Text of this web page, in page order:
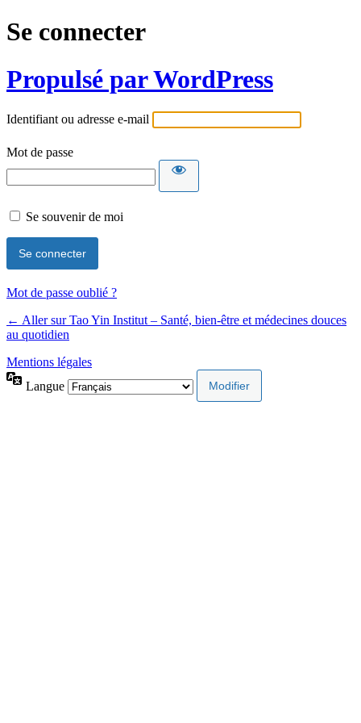
Se connecter
Propulsé par WordPress
Identifiant ou adresse e-mail
Mot de passe
Se souvenir de moi
Mot de passe oublié ?
← Aller sur Tao Yin Institut – Santé, bien-être et médecines douces
au quotidien
Mentions légales
Langue